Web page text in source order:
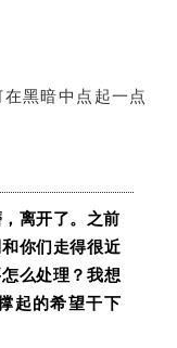
黑暗中点起一点
离开了。之前
你们走得很近
么处理？我想
起的希望干下